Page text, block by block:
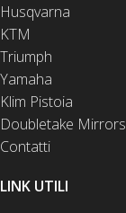
Husqvarna
KTM
Triumph
Yamaha
Klim Pistoia
Doubletake Mirrors
Contatti
LINK UTILI